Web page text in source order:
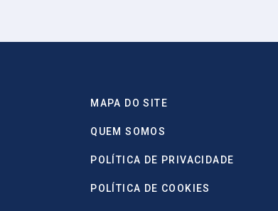
MAPA DO SITE
QUEM SOMOS
POLÍTICA DE PRIVACIDADE
POLÍTICA DE COOKIES